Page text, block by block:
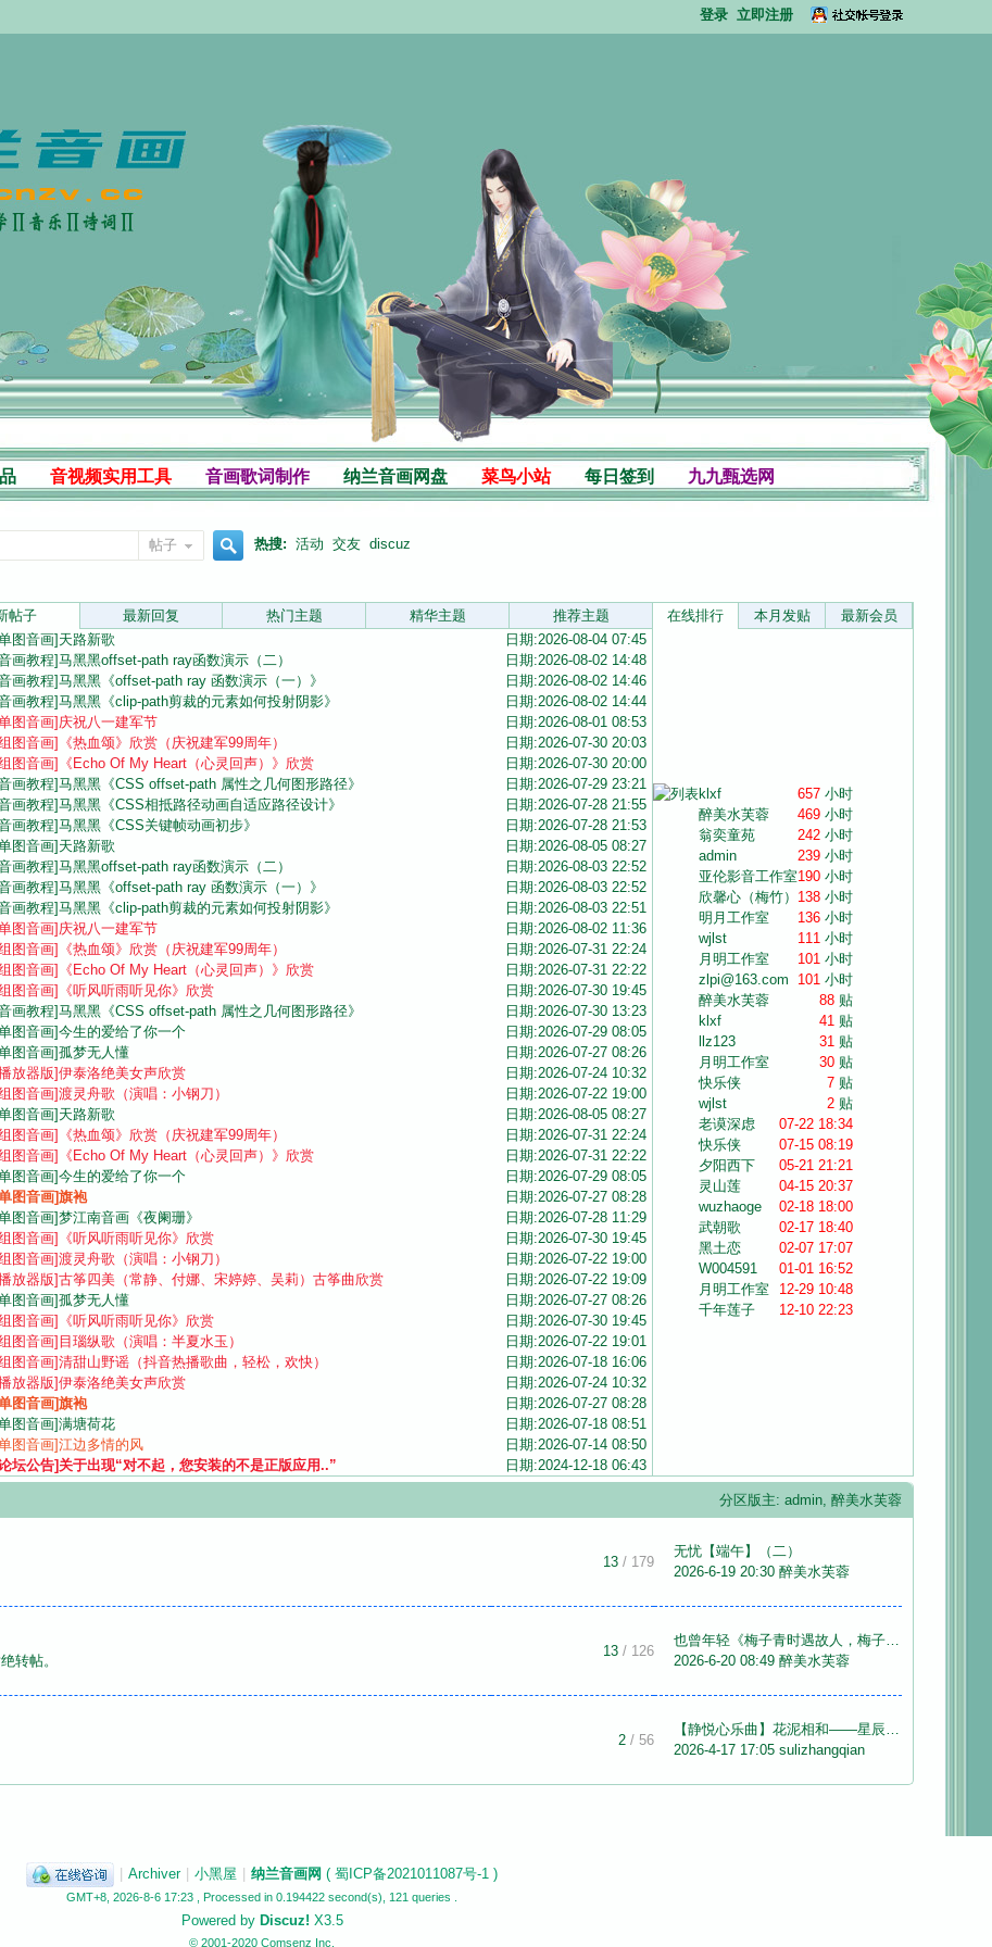
登录 立即注册
音视频实用工具 音画歌词制作 纳兰音画网盘 菜鸟小站 每日签到 九九甄选网
帖子
索
热搜: 活动 交友 discuz
帖子 最新回复 热门主题 精华主题 推荐主题 在线排行 本月发贴 最新会员
日期:2026-08-04 07:45
图音画]天路新歌
日期:2026-08-02 14:48
画教程]马黑黑offset-path ray函数演示（二）
日期:2026-08-02 14:46
画教程]马黑黑《offset-path ray 函数演示（一）》
日期:2026-08-02 14:44
画教程]马黑黑《clip-path剪裁的元素如何投射阴影》
日期:2026-08-01 08:53
图音画]庆祝八一建军节
日期:2026-07-30 20:03
图音画] 《热血颂》欣赏（庆祝建军99周年）
日期:2026-07-30 20:00
图音画] 《Echo Of My Heart（心灵回声）》欣赏
日期:2026-07-29 23:21
画教程]马黑黑《CSS offset-path 属性之几何图形路径》
日期:2026-07-28 21:55
画教程]马黑黑《CSS相抵路径动画自适应路径设计》
日期:2026-07-28 21:53
画教程]马黑黑《CSS关键帧动画初步》
日期:2026-08-05 08:27
图音画]天路新歌
日期:2026-08-03 22:52
画教程]马黑黑offset-path ray函数演示（二）
日期:2026-08-03 22:52
画教程]马黑黑《offset-path ray 函数演示（一）》
日期:2026-08-03 22:51
画教程]马黑黑《clip-path剪裁的元素如何投射阴影》
日期:2026-08-02 11:36
图音画]庆祝八一建军节
日期:2026-07-31 22:24
图音画] 《热血颂》欣赏（庆祝建军99周年）
日期:2026-07-31 22:22
图音画] 《Echo Of My Heart（心灵回声）》欣赏
日期:2026-07-30 19:45
图音画] 《听风听雨听见你》欣赏
日期:2026-07-30 13:23
画教程]马黑黑《CSS offset-path 属性之几何图形路径》
日期:2026-07-29 08:05
图音画]今生的爱给了你一个
日期:2026-07-27 08:26
图音画]孤梦无人懂
日期:2026-07-24 10:32
放器版]伊泰洛绝美女声欣赏
日期:2026-07-22 19:00
图音画]渡灵舟歌（演唱：小钢刀）
日期:2026-08-05 08:27
图音画]天路新歌
日期:2026-07-31 22:24
图音画] 《热血颂》欣赏（庆祝建军99周年）
日期:2026-07-31 22:22
图音画] 《Echo Of My Heart（心灵回声）》欣赏
日期:2026-07-29 08:05
图音画]今生的爱给了你一个
日期:2026-07-27 08:28
图音画]旗袍
日期:2026-07-28 11:29
图音画]梦江南音画《夜阑珊》
日期:2026-07-30 19:45
图音画] 《听风听雨听见你》欣赏
日期:2026-07-22 19:00
图音画]渡灵舟歌（演唱：小钢刀）
日期:2026-07-22 19:09
放器版]古筝四美（常静、付娜、宋婷婷、吴莉）古筝曲欣赏
日期:2026-07-27 08:26
图音画]孤梦无人懂
日期:2026-07-30 19:45
图音画] 《听风听雨听见你》欣赏
日期:2026-07-22 19:01
图音画] 目瑙纵歌（演唱：半夏水玉）
日期:2026-07-18 16:06
图音画]清甜山野谣（抖音热播歌曲，轻松，欢快）
日期:2026-07-24 10:32
放器版]伊泰洛绝美女声欣赏
日期:2026-07-27 08:28
图音画]旗袍
日期:2026-07-18 08:51
图音画]满塘荷花
日期:2026-07-14 08:50
图音画]江边多情的风
日期:2024-12-18 06:43
坛公告]关于出现“对不起，您安装的不是正版应用..”
657 小时
klxf
469 小时
醉美水芙蓉
242 小时
翁奕童苑
239 小时
admin
190 小时
亚伦影音工作室
138 小时
欣馨心（梅竹）
136 小时
明月工作室
111 小时
wjlst
101 小时
月明工作室
101 小时
zlpi@163.com
88 贴
醉美水芙蓉
41 贴
klxf
31 贴
llz123
30 贴
月明工作室
7 贴
快乐侠
2 贴
wjlst
07-22 18:34
老谟深虑
07-15 08:19
快乐侠
05-21 21:21
夕阳西下
04-15 20:37
灵山莲
02-18 18:00
wuzhaoge
02-17 18:40
武朝歌
02-07 17:07
黑土恋
01-01 16:52
W004591
12-29 10:48
月明工作室
12-10 22:23
千年莲子
分区版主: admin, 醉美水芙蓉
13 / 179
无忧【端午】（二）
2026-6-19 20:30 醉美水芙蓉
转帖。
13 / 126
也曾年轻《梅子青时遇故人，梅子 ...
2026-6-20 08:49 醉美水芙蓉
2 / 56
【静悦心乐曲】花泥相和——星辰 ...
2026-4-17 17:05 sulizhangqian
Archiver 小黑屋 纳兰音画网 ( 蜀ICP备2021011087号-1 )
GMT+8, 2026-8-6 17:23 , Processed in 0.194422 second(s), 121 queries .
Powered by Discuz! X3.5
© 2001-2020 Comsenz Inc.